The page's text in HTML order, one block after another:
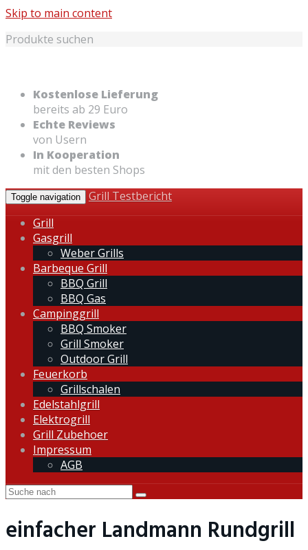
Skip to main content
Produkte suchen
Kostenlose Lieferung
bereits ab 29 Euro
Echte Reviews
von Usern
In Kooperation
mit den besten Shops
Toggle navigation
Grill Testbericht
Grill
Gasgrill
Weber Grills
Barbeque Grill
BBQ Grill
BBQ Gas
Campinggrill
BBQ Smoker
Grill Smoker
Outdoor Grill
Feuerkorb
Grillschalen
Edelstahlgrill
Elektrogrill
Grill Zubehoer
Impressum
AGB
einfacher Landmann Rundgrill